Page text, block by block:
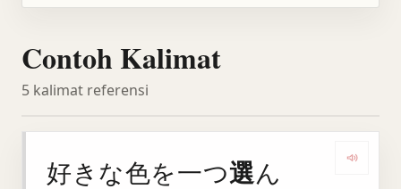
Contoh Kalimat
5 kalimat referensi
好きな色を一つ選ん